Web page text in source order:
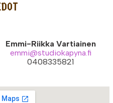
Emmi-Riikka Vartiainen
emmi@studiokapyna.fi
0408335821